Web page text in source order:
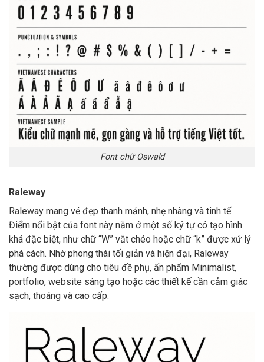
Font chữ Oswald
Raleway
Raleway mang vẻ đẹp thanh mảnh, nhẹ nhàng và tinh tế.
Điểm nổi bật của font này nằm ở một số ký tự có tạo hình
khá đặc biệt, như chữ “W” vắt chéo hoặc chữ “k” được xử lý
phá cách. Nhờ phong thái tối giản và hiện đại, Raleway
thường được dùng cho tiêu đề phụ, ấn phẩm Minimalist,
portfolio, website sáng tạo hoặc các thiết kế cần cảm giác
sạch, thoáng và cao cấp.